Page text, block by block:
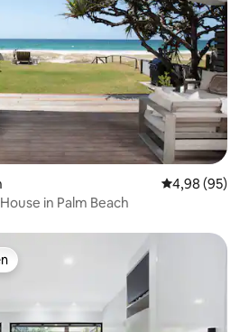
Gemiddelde
4,98 (95)
in Palm Beach